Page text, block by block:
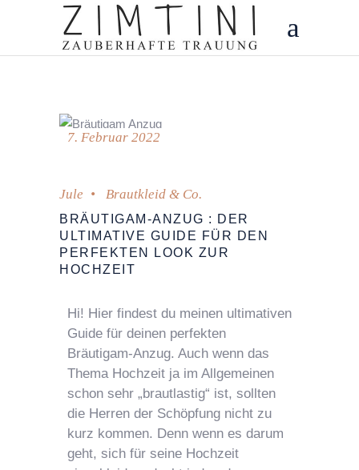
7. Februar 2022
Jule Brautkleid & Co.
BRÄUTIGAM-ANZUG : DER
ULTIMATIVE GUIDE FÜR DEN
PERFEKTEN LOOK ZUR
HOCHZEIT
Hi! Hier findest du meinen ultimativen
Guide für deinen perfekten
Bräutigam-Anzug. Auch wenn das
Thema Hochzeit ja im Allgemeinen
schon sehr „brautlastig“ ist, sollten
die Herren der Schöpfung nicht zu
kurz kommen. Denn wenn es darum
geht, sich für seine Hochzeit